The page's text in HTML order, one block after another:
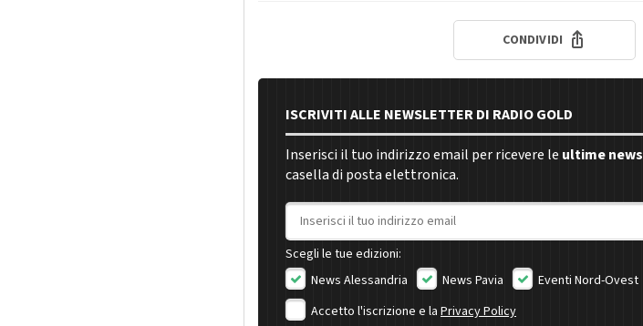
CONDIVIDI
ISCRIVITI ALLE NEWSLETTER DI RADIO GOLD
Inserisci il tuo indirizzo email per ricevere le ultime news
casella di posta elettronica.
Indirizzo email
Scegli le tue edizioni:
News Alessandria
News Pavia
Eventi Nord-Ovest
Accetto l'iscrizione e la Privacy Policy